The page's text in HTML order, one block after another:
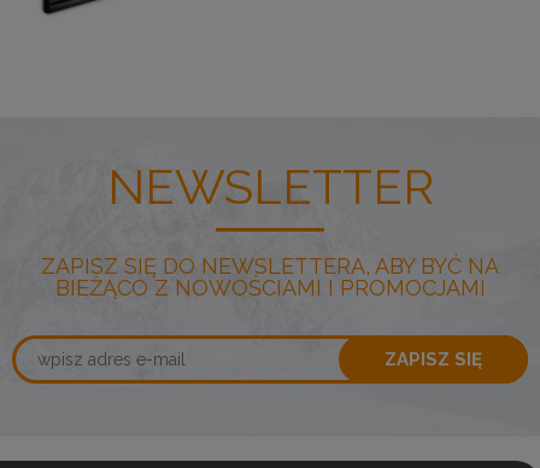
NEWSLETTER
ZAPISZ SIĘ DO NEWSLETTERA, ABY BYĆ NA
BIEŻĄCO Z NOWOŚCIAMI I PROMOCJAMI
ZAPISZ SIĘ